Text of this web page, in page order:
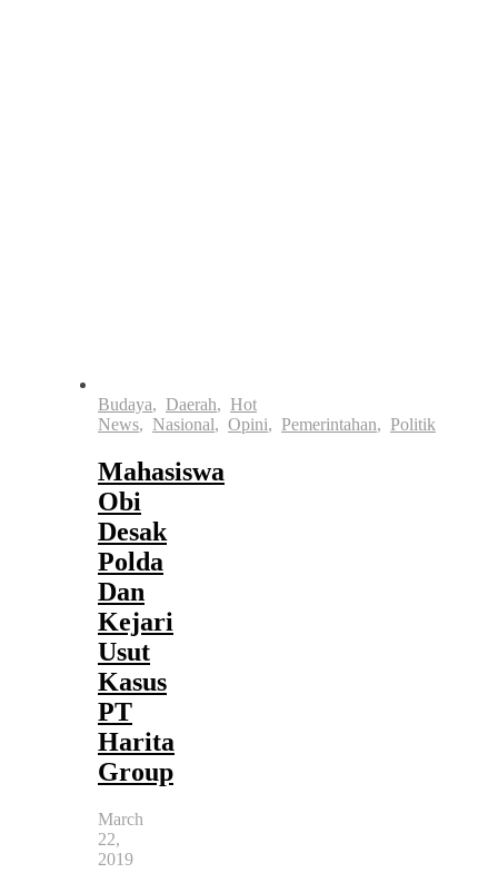
Budaya, Daerah, Hot
News, Nasional, Opini, Pemerintahan, Politik
Mahasiswa
Obi
Desak
Polda
Dan
Kejari
Usut
Kasus
PT
Harita
Group
March
22,
2019